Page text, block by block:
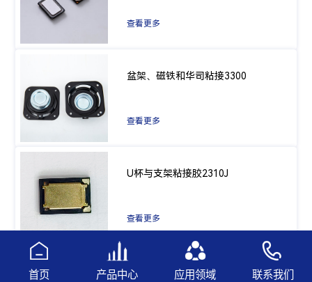
查看更多
盆架、磁铁和华司粘接3300
查看更多
U杯与支架粘接胶2310J
查看更多
元件保护2511B
首页 产品中心 应用领域 联系我们